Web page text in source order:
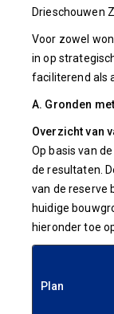
Drieschouwen
Voor zowel
in op
faciliterend als
A. Gronden
Overzicht van
Op basis van
de resultaten.
van de reserve
huidige
hieronder toe
Plan